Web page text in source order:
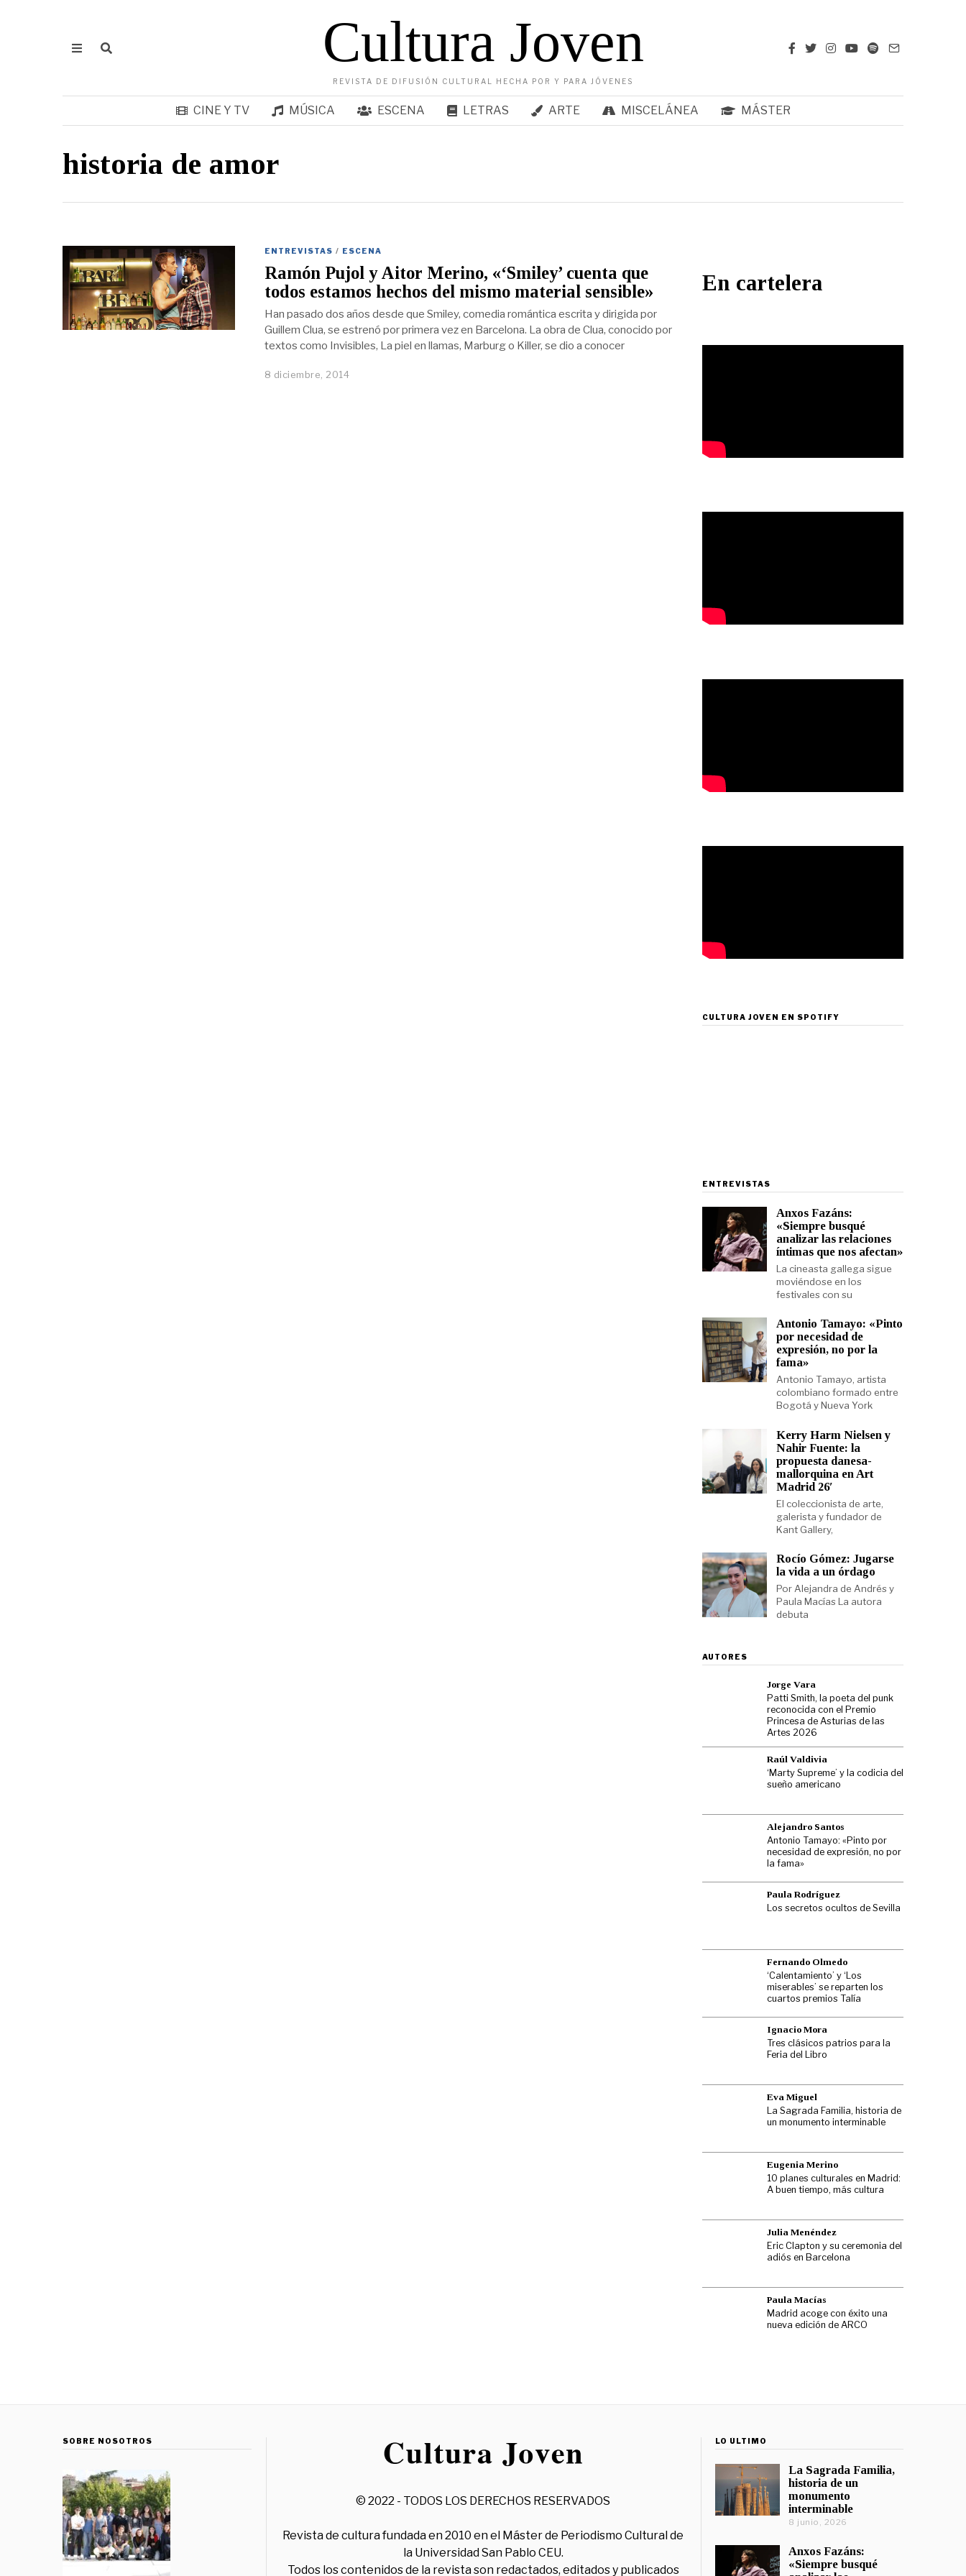
Cultura Joven
REVISTA DE DIFUSIÓN CULTURAL HECHA POR Y PARA JÓVENES
CINE Y TV MÚSICA ESCENA LETRAS ARTE MISCELÁNEA MÁSTER
historia de amor
ENTREVISTAS / ESCENA
Ramón Pujol y Aitor Merino, «‘Smiley’ cuenta que
todos estamos hechos del mismo material sensible»
Han pasado dos años desde que Smiley, comedia romántica escrita y dirigida por
Guillem Clua, se estrenó por primera vez en Barcelona. La obra de Clua, conocido por
textos como Invisibles, La piel en llamas, Marburg o Killer, se dio a conocer
8 diciembre, 2014
En cartelera
CULTURA JOVEN EN SPOTIFY
ENTREVISTAS
Anxos Fazáns:
«Siempre busqué
analizar las relaciones
íntimas que nos afectan»
La cineasta gallega sigue
moviéndose en los
festivales con su
Antonio Tamayo: «Pinto
por necesidad de
expresión, no por la
fama»
Antonio Tamayo, artista
colombiano formado entre
Bogotá y Nueva York
Kerry Harm Nielsen y
Nahir Fuente: la
propuesta danesa-
mallorquina en Art
Madrid 26′
El coleccionista de arte,
galerista y fundador de
Kant Gallery,
Rocío Gómez: Jugarse
la vida a un órdago
Por Alejandra de Andrés y
Paula Macías La autora
debuta
AUTORES
Jorge Vara
Patti Smith, la poeta del punk
reconocida con el Premio
Princesa de Asturias de las
Artes 2026
Raúl Valdivia
‘Marty Supreme’ y la codicia del
sueño americano
Alejandro Santos
Antonio Tamayo: «Pinto por
necesidad de expresión, no por
la fama»
Paula Rodríguez
Los secretos ocultos de Sevilla
Fernando Olmedo
‘Calentamiento’ y ‘Los
miserables’ se reparten los
cuartos premios Talía
Ignacio Mora
Tres clásicos patrios para la
Feria del Libro
Eva Miguel
La Sagrada Familia, historia de
un monumento interminable
Eugenia Merino
10 planes culturales en Madrid:
A buen tiempo, más cultura
Julia Menéndez
Eric Clapton y su ceremonia del
adiós en Barcelona
Paula Macías
Madrid acoge con éxito una
nueva edición de ARCO
SOBRE NOSOTROS
© 2022 - TODOS LOS DERECHOS RESERVADOS
Revista de cultura fundada en 2010 en el Máster de Periodismo Cultural de
la Universidad San Pablo CEU.
Todos los contenidos de la revista son redactados, editados y publicados
LO ÚLTIMO
La Sagrada Familia,
historia de un
monumento
interminable
8 junio, 2026
Anxos Fazáns:
«Siempre busqué